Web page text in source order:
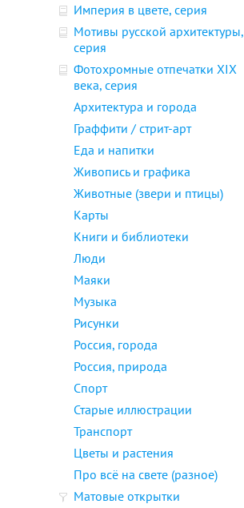
Империя в цвете, серия
Мотивы русской архитектуры,
серия
Фотохромные отпечатки XIX
века, серия
Архитектура и города
Граффити / стрит-арт
Еда и напитки
Живопись и графика
Животные (звери и птицы)
Карты
Книги и библиотеки
Люди
Маяки
Музыка
Рисунки
Россия, города
Россия, природа
Спорт
Старые иллюстрации
Транспорт
Цветы и растения
Про всё на свете (разное)
Матовые открытки